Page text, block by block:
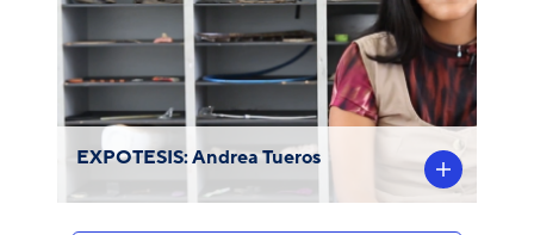
EXPOTESIS: Andrea Tueros
en Arte con mención en Grabado y
ganadora del FEAPE.